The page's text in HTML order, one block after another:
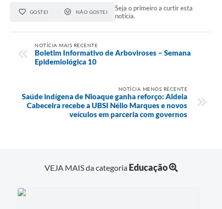
GOSTEI NÃO GOSTEI
Seja o primeiro a curtir esta
notícia.
NOTÍCIA MAIS RECENTE
Boletim Informativo de Arboviroses – Semana
Epidemiológica 10
NOTÍCIA MENOS RECENTE
Saúde indígena de Nioaque ganha reforço: Aldeia
Cabeceira recebe a UBSI Nélio Marques e novos
veículos em parceria com governos
VEJA MAIS da categoria Educação